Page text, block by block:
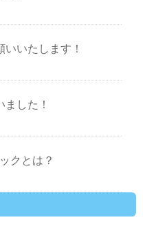
いたします！
した！
クとは？